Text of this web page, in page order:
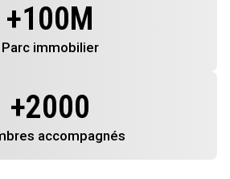
+100M
Parc immobilier
+2000
accompagnés